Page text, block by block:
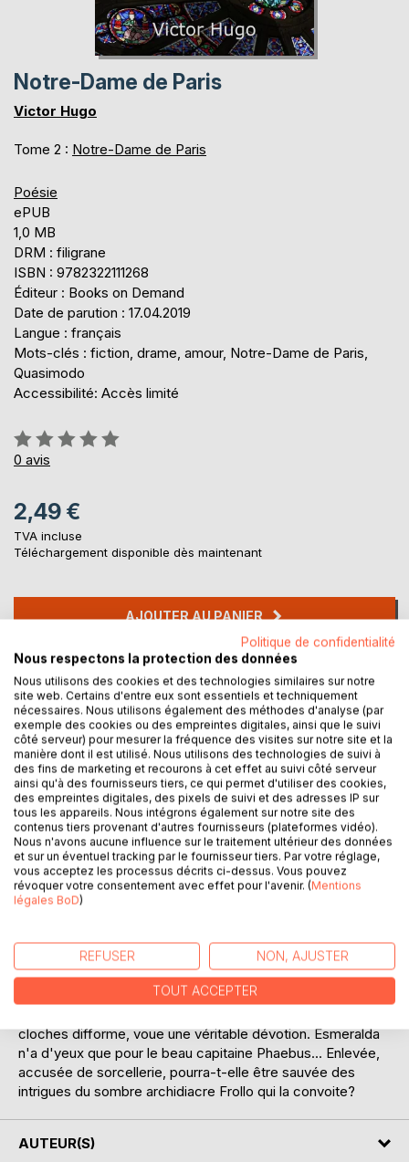
Notre-Dame de Paris
Victor Hugo
Tome 2 : Notre-Dame de Paris
Poésie
ePUB
1,0 MB
DRM : filigrane
ISBN : 9782322111268
Éditeur : Books on Demand
Date de parution : 17.04.2019
Langue : français
Mots-clés : fiction, drame, amour, Notre-Dame de Paris,
Quasimodo
Accessibilité: Accès limité
Évaluation:
0%
0 avis
2,49 €
TVA incluse
Téléchargement disponible dès maintenant
AJOUTER AU PANIER
Ajouter à ma liste d'envies
Laisser un avis
DESCRIPTION
Dans le Paris du XVe siècle, le poète Gringoire nous
entraîne du Quartier latin à la sinistre place de Grève, où se
de Paris, cette « vaste symphonie de pierre» qui se dresse
dans la Cité.
Gringoire est, lui aussi, fasciné par la gracieuse
cloches difforme, voue une véritable dévotion. Esmeralda
n'a d'yeux que pour le beau capitaine Phaebus... Enlevée,
accusée de sorcellerie, pourra-t-elle être sauvée des
intrigues du sombre archidiacre Frollo qui la convoite?
AUTEUR(S)
Politique de confidentialité
Nous respectons la protection des données
Nous utilisons des cookies et des technologies similaires sur notre
site web. Certains d'entre eux sont essentiels et techniquement
nécessaires. Nous utilisons également des méthodes d'analyse (par
exemple des cookies ou des empreintes digitales, ainsi que le suivi
côté serveur) pour mesurer la fréquence des visites sur notre site et la
manière dont il est utilisé. Nous utilisons des technologies de suivi à
des fins de marketing et recourons à cet effet au suivi côté serveur
ainsi qu'à des fournisseurs tiers, ce qui permet d'utiliser des cookies,
des empreintes digitales, des pixels de suivi et des adresses IP sur
tous les appareils. Nous intégrons également sur notre site des
contenus tiers provenant d'autres fournisseurs (plateformes vidéo).
Nous n'avons aucune influence sur le traitement ultérieur des données
et sur un éventuel tracking par le fournisseur tiers. Par votre réglage,
vous acceptez les processus décrits ci-dessus. Vous pouvez
révoquer votre consentement avec effet pour l'avenir. (Mentions
légales BoD)
REFUSER NON, AJUSTER
TOUT ACCEPTER